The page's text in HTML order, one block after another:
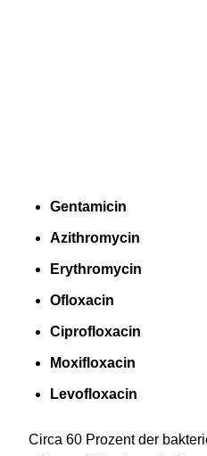
Gentamicin
Azithromycin
Erythromycin
Ofloxacin
Ciprofloxacin
Moxifloxacin
Levofloxacin
Circa 60 Prozent der